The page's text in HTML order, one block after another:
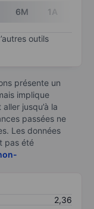
6M 1A
outils
présente un
implique
jusqu’à la
passées ne
Les données
pas été
2,36